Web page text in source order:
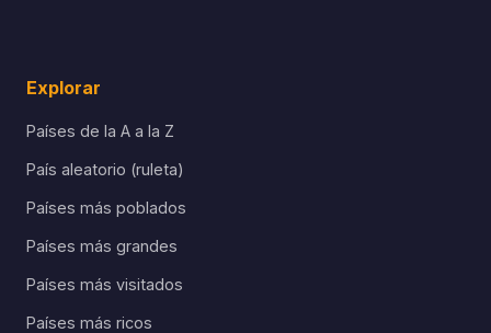
Explorar
Países de la A a la Z
País aleatorio (ruleta)
Países más poblados
Países más grandes
Países más visitados
Países más ricos